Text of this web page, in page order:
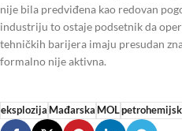
nije bila predviđena kao redovan
industriju to ostaje podsetnik da
tehničkih barijera imaju presudan
formalno nije aktivna.
eksplozija Mađarska MOL